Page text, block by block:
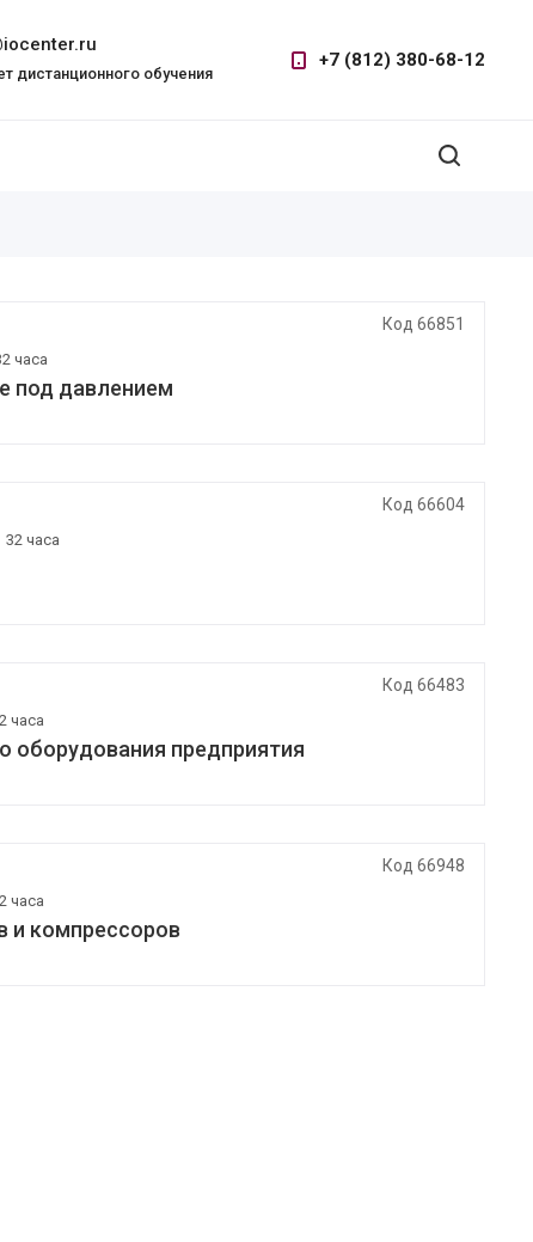
дистанционного обучения
+7 (812) 380-68-12
Код 66851
часа
под давлением
Код 66604
32 часа
Код 66483
часа
оборудования предприятия
Код 66948
часа
и компрессоров